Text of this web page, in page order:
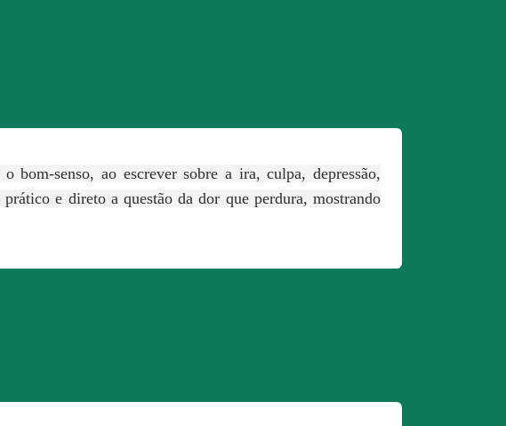
senso, ao escrever sobre a ira, culpa, depressão,
e direto a questão da dor que perdura, mostrando